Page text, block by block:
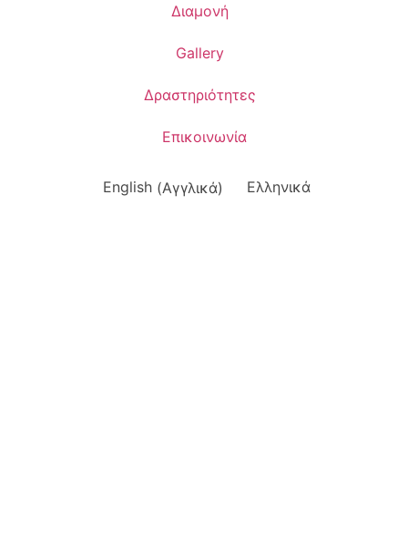
Διαμονή
Gallery
Δραστηριότητες
Επικοινωνία
English (Αγγλικά) Ελληνικά